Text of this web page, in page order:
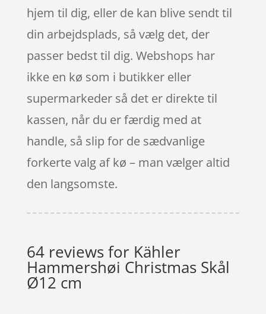
hjem til dig, eller de kan blive sendt til
din arbejdsplads, så vælg det, der
passer bedst til dig. Webshops har
ikke en kø som i butikker eller
supermarkeder så det er direkte til
kassen, når du er færdig med at
handle, så slip for de sædvanlige
forkerte valg af kø – man vælger altid
den langsomste.
64 reviews for Kähler
Hammershøi Christmas Skål
Ø12 cm